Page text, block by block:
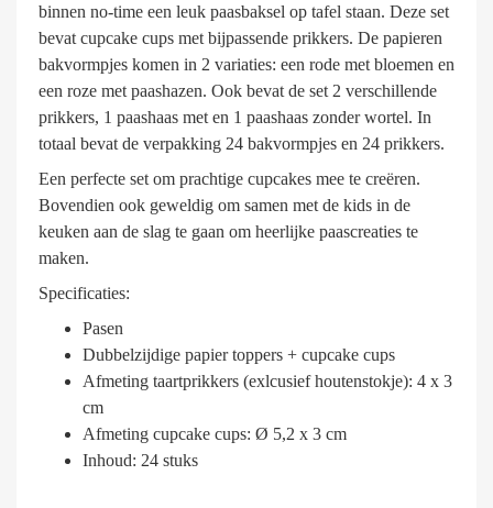
binnen no-time een leuk paasbaksel op tafel staan. Deze set
bevat cupcake cups met bijpassende prikkers. De papieren
bakvormpjes komen in 2 variaties: een rode met bloemen en
een roze met paashazen. Ook bevat de set 2 verschillende
prikkers, 1 paashaas met en 1 paashaas zonder wortel. In
totaal bevat de verpakking 24 bakvormpjes en 24 prikkers.
Een perfecte set om prachtige cupcakes mee te creëren.
Bovendien ook geweldig om samen met de kids in de
keuken aan de slag te gaan om heerlijke paascreaties te
maken.
Specificaties:
Pasen
Dubbelzijdige papier toppers + cupcake cups
Afmeting taartprikkers (exlcusief houtenstokje): 4 x 3
cm
Afmeting cupcake cups: Ø 5,2 x 3 cm
Inhoud: 24 stuks